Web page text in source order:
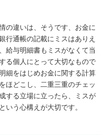
の違いは、そうです、お金に
行通帳の記載にミスはありえ
給与明細書もミスがなくて当
る個人にとって大切なもので
細をはじめお金に関する計算
ほどこし、二重三重のチェッ
する立場に立ったら、ミスが
いう心構えが大切です。